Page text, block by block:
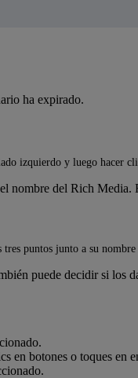
ha expirado.
izquierdo y luego hacer
del Rich Media.
puntos junto a su
puede decidir si los
en botones o toques en